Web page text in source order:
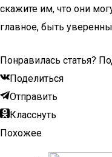
скажите им, что они
главное, быть
Понравилась статья?
Поделиться
Отправить
Класснуть
Похожее